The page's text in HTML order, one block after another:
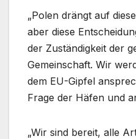
„Polen drängt auf
aber diese
der Zuständigkeit der
Gemeinschaft. Wir
dem EU-Gipfel
Frage der Häfen und
„Wir sind bereit, alle